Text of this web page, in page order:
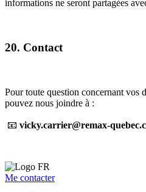
informations ne seront partagées
20. Contact
Pour toute question concernant vos
pouvez nous joindre à :
📧 vicky.carrier@remax-
Me contacter